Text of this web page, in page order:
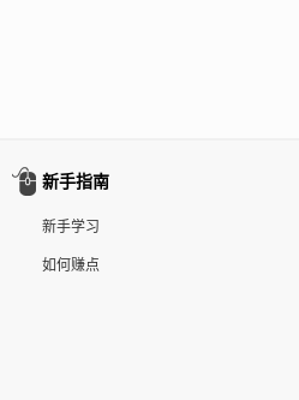
新手指南
新手学习
如何赚点